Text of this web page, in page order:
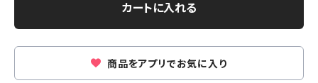
カートに入れる
商品をアプリでお気に入り